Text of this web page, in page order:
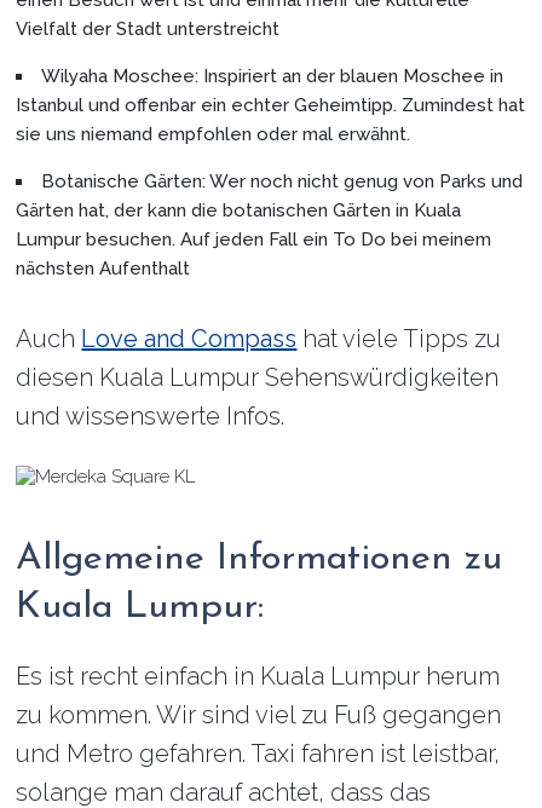
Vielfalt der Stadt unterstreicht
Wilyaha Moschee: Inspiriert an der blauen Moschee in
Istanbul und offenbar ein echter Geheimtipp. Zumindest hat
sie uns niemand empfohlen oder mal erwähnt.
Botanische Gärten: Wer noch nicht genug von Parks und
Gärten hat, der kann die botanischen Gärten in Kuala
Lumpur besuchen. Auf jeden Fall ein To Do bei meinem
nächsten Aufenthalt
Auch Love and Compass hat viele Tipps zu
diesen Kuala Lumpur Sehenswürdigkeiten
und wissenswerte Infos.
Allgemeine Informationen zu
Kuala Lumpur:
Es ist recht einfach in Kuala Lumpur herum
zu kommen. Wir sind viel zu Fuß gegangen
und Metro gefahren. Taxi fahren ist leistbar,
solange man darauf achtet, dass das